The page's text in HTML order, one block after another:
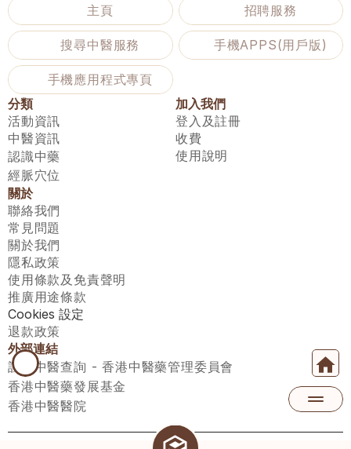
主頁
招聘服務
搜尋中醫服務 手機APPS(用戶版)
手機應用程式專頁
分類
活動資訊
中醫資訊
認識中藥
經脈穴位
加入我們
登入及註冊
收費
使用說明
關於
聯絡我們
常見問題
關於我們
隱私政策
使用條款及免責聲明
推廣用途條款
Cookies 設定
退款政策
外部連結
註冊中醫查詢 - 香港中醫藥管理委員會
香港中醫藥發展基金
香港中醫醫院